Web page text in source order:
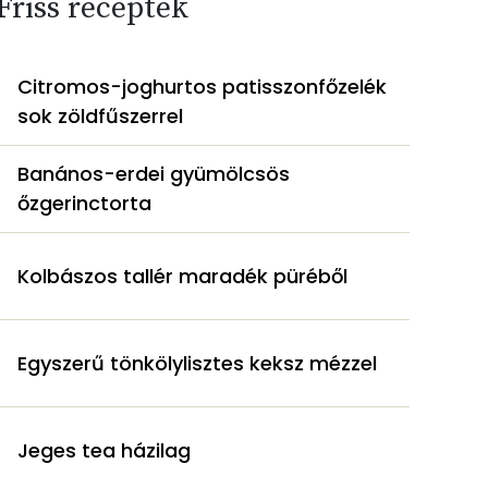
receptek
Citromos-joghurtos patisszonfőzelék
sok zöldfűszerrel
Banános-erdei gyümölcsös
őzgerinctorta
Kolbászos tallér maradék püréből
Egyszerű tönkölylisztes keksz mézzel
Jeges tea házilag